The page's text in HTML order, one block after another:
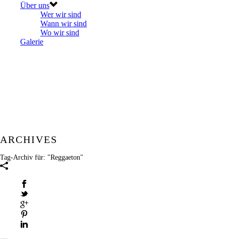
Über uns
Wer wir sind
Wann wir sind
Wo wir sind
Galerie
ARCHIVES
Tag-Archiv für: "Reggaeton"